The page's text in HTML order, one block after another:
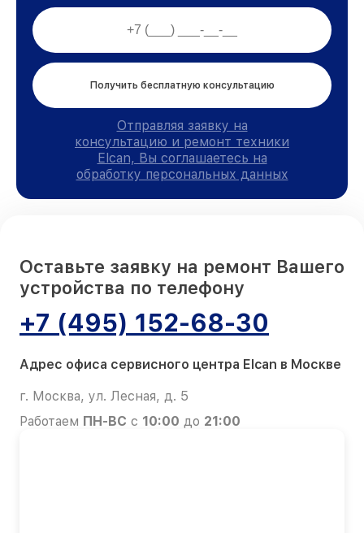
Получить бесплатную консультацию
Отправляя заявку на
консультацию и ремонт техники
Elcan, Вы соглашаетесь на
обработку персональных данных
Оставьте заявку на ремонт Вашего
устройства по телефону
+7 (495) 152-68-30
Адрес офиса сервисного центра Elcan в Москве
г. Москва, ул. Лесная, д. 5
Работаем ПН-ВС с 10:00 до 21:00